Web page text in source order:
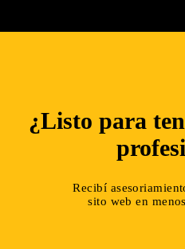
¿Listo para
Recibí
sito web en